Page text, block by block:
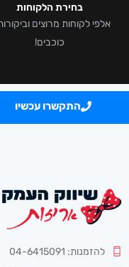
בחירת הלקוחות
כוכבים!
התקשרו עכשיו
להזמנות: 04-6415091